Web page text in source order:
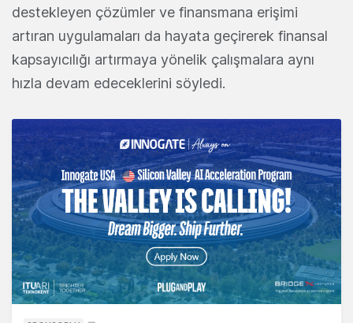
destekleyen çözümler ve finansmana erişimi
artıran uygulamaları da hayata geçirerek finansal
kapsayıcılığı artırmaya yönelik çalışmalara aynı
hızla devam edeceklerini söyledi.